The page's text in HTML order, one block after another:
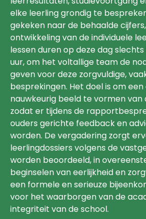
elke leerling grondig te
gekeken naar de behaalde
ontwikkeling van de individuele
lessen duren op deze dag
uur, om het voltallige team de
geven voor deze zorgvuldige,
besprekingen. Het doel is om
nauwkeurig beeld te vormen van
zodat er tijdens de
ouders gerichte feedback en
worden. De vergadering zorgt
leerlingdossiers volgens de
worden beoordeeld, in
beginselen van eerlijkheid en
een formele en serieuze
voor het waarborgen van de
integriteit van de school.